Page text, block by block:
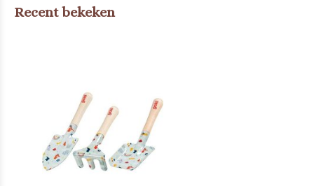
Recent bekeken